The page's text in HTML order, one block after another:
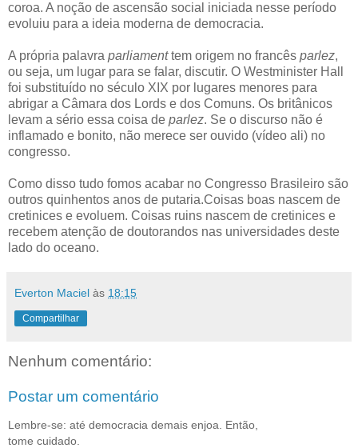
coroa. A noção de ascensão social iniciada nesse período
evoluiu para a ideia moderna de democracia.
A própria palavra parliamenttem origem no francês parlez,
ou seja, um lugar para se falar, discutir. O Westminister Hall
foi substituído no século XIX por lugares menores para
abrigar a Câmara dos Lords e dos Comuns. Os britânicos
levam a sério essa coisa de parlez. Se o discurso não é
inflamado e bonito, não merece ser ouvido (vídeo ali) no
congresso.
Como disso tudo fomos acabar no Congresso Brasileiro são
outros quinhentos anos de putaria.Coisas boas nascem de
cretinices e evoluem. Coisas ruins nascem de cretinices e
recebem atenção de doutorandos nas universidades deste
lado do oceano.
Everton Maciel às 18:15
Compartilhar
Nenhum comentário:
Postar um comentário
Lembre-se: até democracia demais enjoa. Então,
tome cuidado.